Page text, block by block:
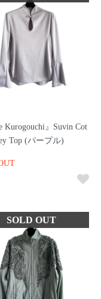
Kurogouchi』Suvin Cot
Top (パープル)